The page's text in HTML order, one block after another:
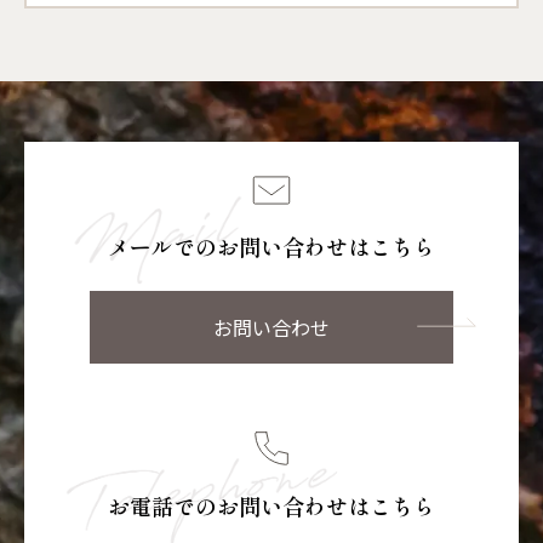
メールでのお問い合わせはこちら
お問い合わせ
お電話でのお問い合わせはこちら